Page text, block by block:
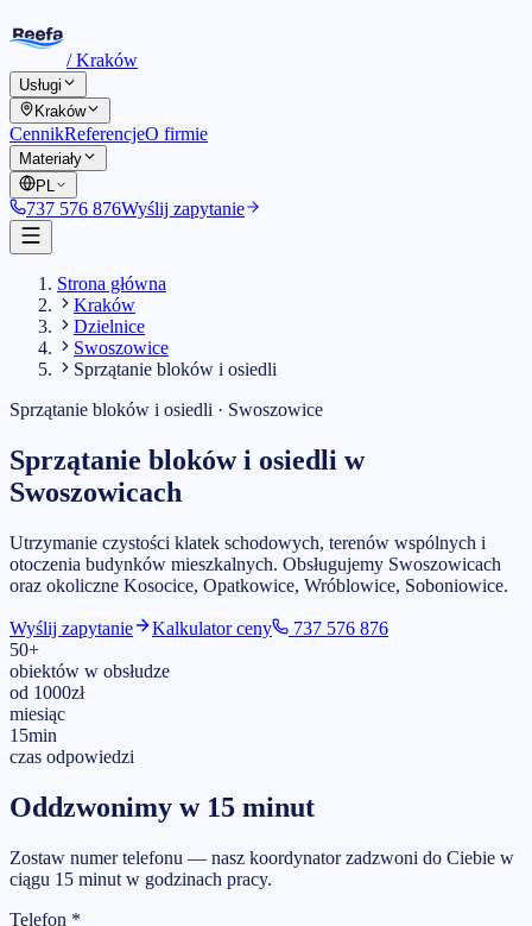
/Kraków
Usługi
Kraków
CennikReferencjeO firmie
Materiały
PL
737 576 876Wyślij zapytanie
Strona główna
Kraków
Dzielnice
Swoszowice
Sprzątanie bloków i osiedli
Sprzątanie bloków i osiedli · Swoszowice
Sprzątanie bloków i osiedli w
Swoszowicach
Utrzymanie czystości klatek schodowych, terenów wspólnych i
otoczenia budynków mieszkalnych. Obsługujemy Swoszowicach
oraz okoliczne Kosocice, Opatkowice, Wróblowice, Soboniowice.
Wyślij zapytanie Kalkulator ceny
737 576 876
50+
obiektów w obsłudze
od 1000zł
miesiąc
15min
czas odpowiedzi
Oddzwonimy w 15 minut
Zostaw numer telefonu — nasz koordynator zadzwoni do Ciebie w
ciągu 15 minut w godzinach pracy.
Telefon *